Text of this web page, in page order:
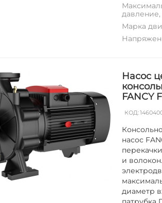
давление,
Марка
Насос
FANCY
КОД:
насос
и
диаметр